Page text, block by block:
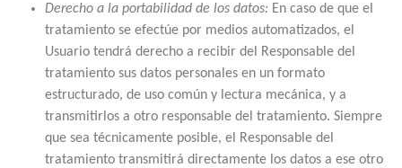
Derecho a la portabilidad de los datos: En caso de que el
tratamiento se efectúe por medios automatizados, el
Usuario tendrá derecho a recibir del Responsable del
tratamiento sus datos personales en un formato
estructurado, de uso común y lectura mecánica, y a
transmitirlos a otro responsable del tratamiento. Siempre
que sea técnicamente posible, el Responsable del
tratamiento transmitirá directamente los datos a ese otro